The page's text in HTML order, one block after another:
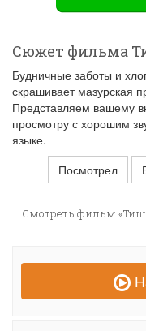
Сюжет фильма
Будничные заботы и
скрашивает мазурская
Представляем вашему
просмотру с хорошим
языке.
Посмотрел
Смотреть фильм